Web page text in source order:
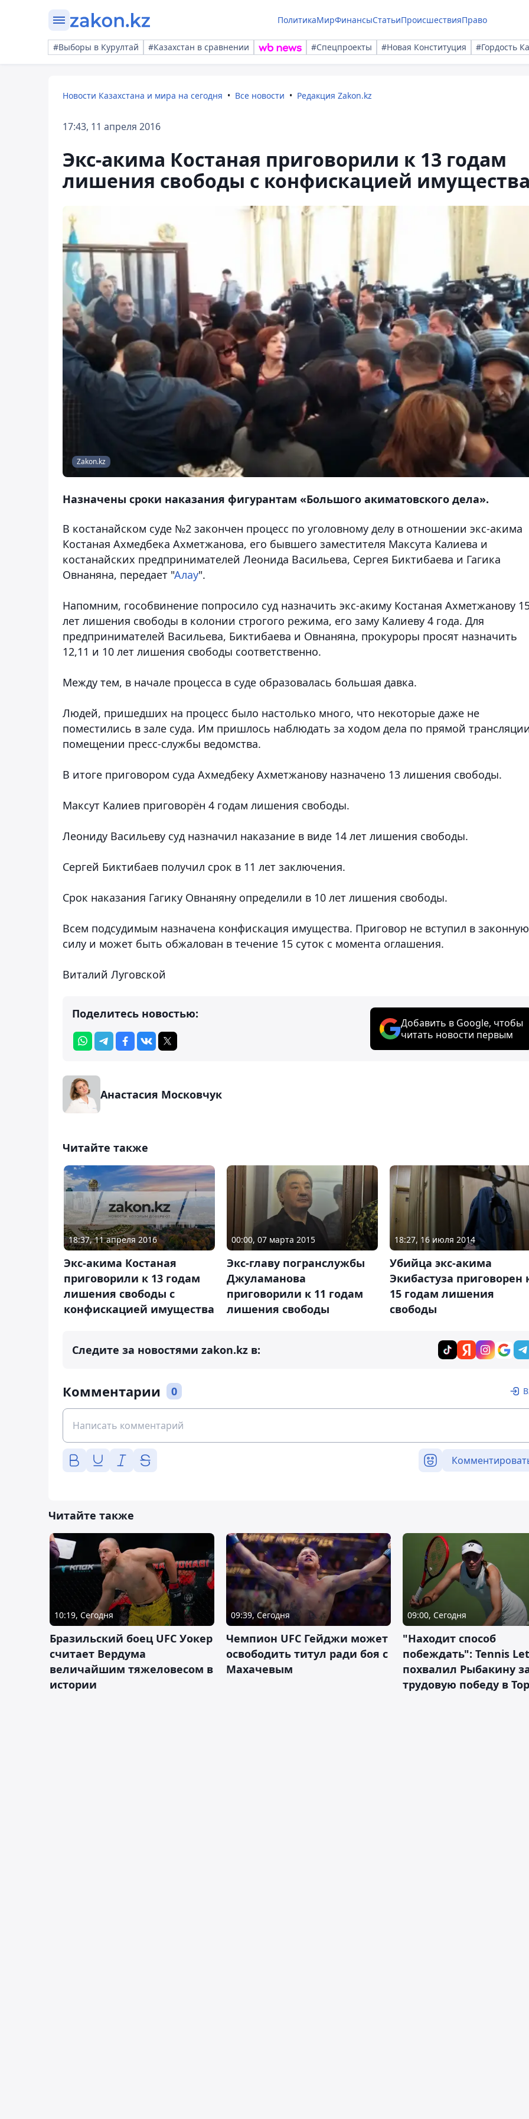
ПолитикаМирФинансыСтатьиПроисшествияПраво
#Выборы в Курултай #Казахстан в сравнении #Спецпроекты #Новая Конституция #Гордость
Новости Казахстана и мира на сегодня Все новости Редакция Zakon.kz
17:43, 11 апреля 2016
Экс-акима Костаная приговорили к 13 годам
лишения свободы с конфискацией
Zakon.kz
Назначены сроки наказания фигурантам «Большого акиматовского дела».
В костанайском суде №2 закончен процесс по уголовному делу в отношении экс-акима
Костаная Ахмедбека Ахметжанова, его бывшего заместителя Максута Калиева и
костанайских предпринимателей Леонида Васильева, Сергея Биктибаева и Гагика
Овнаняна, передает "Алау".
Напомним, гособвинение попросило суд назначить экс-акиму Костаная Ахметжанову
лет лишения свободы в колонии строгого режима, его заму Калиеву 4 года. Для
предпринимателей Васильева, Биктибаева и Овнаняна, прокуроры просят назначить
12,11 и 10 лет лишения свободы соответственно.
Между тем, в начале процесса в суде образовалась большая давка.
Людей, пришедших на процесс было настолько много, что некоторые даже не
поместились в зале суда. Им пришлось наблюдать за ходом дела по прямой
помещении пресс-службы ведомства.
В итоге приговором суда Ахмедбеку Ахметжанову назначено 13 лишения свободы.
Максут Калиев приговорён 4 годам лишения свободы.
Леониду Васильеву суд назначил наказание в виде 14 лет лишения свободы.
Сергей Биктибаев получил срок в 11 лет заключения.
Срок наказания Гагику Овнаняну определили в 10 лет лишения свободы.
Всем подсудимым назначена конфискация имущества. Приговор не вступил в законную
силу и может быть обжалован в течение 15 суток с момента оглашения.
Виталий Луговской
Поделитесь новостью:
Добавить в Google, чтобы
читать новости первым
Анастасия Московчук
Читайте также
18:37, 11 апреля 2016
Экс-акима Костаная
приговорили к 13 годам
лишения свободы с
конфискацией имущества
00:00, 07 марта 2015
Экс-главу погранслужбы
Джуламанова
приговорили к 11 годам
лишения свободы
18:27, 16 июля 2014
Убийца экс-акима
Экибастуза приговорен
15 годам лишения
свободы
Следите за новостями zakon.kz в:
Комментарии 0
Читайте также
10:19, Сегодня
Бразильский боец UFC Уокер
считает Вердума
величайшим тяжеловесом в
истории
09:39, Сегодня
Чемпион UFC Гейджи может
освободить титул ради боя с
Махачевым
09:00, Сегодня
"Находит способ
побеждать": Tennis
похвалил Рыбакину
трудовую победу в